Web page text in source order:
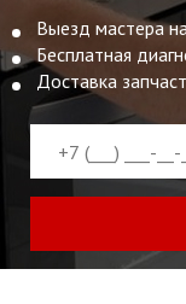
Выезд мастера
Бесплатная
Доставка